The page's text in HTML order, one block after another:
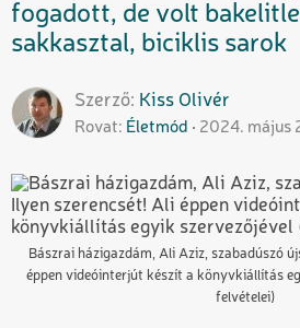
fogadott, de volt
sakkasztal, biciklis sarok
Szerző Kiss Olivér
Rovat Életmód 2024. május
Bászrai házigazdám, Ali Aziz, szabadúszó
éppen videóinterjút készít a könyvkiállítás
felvételei)